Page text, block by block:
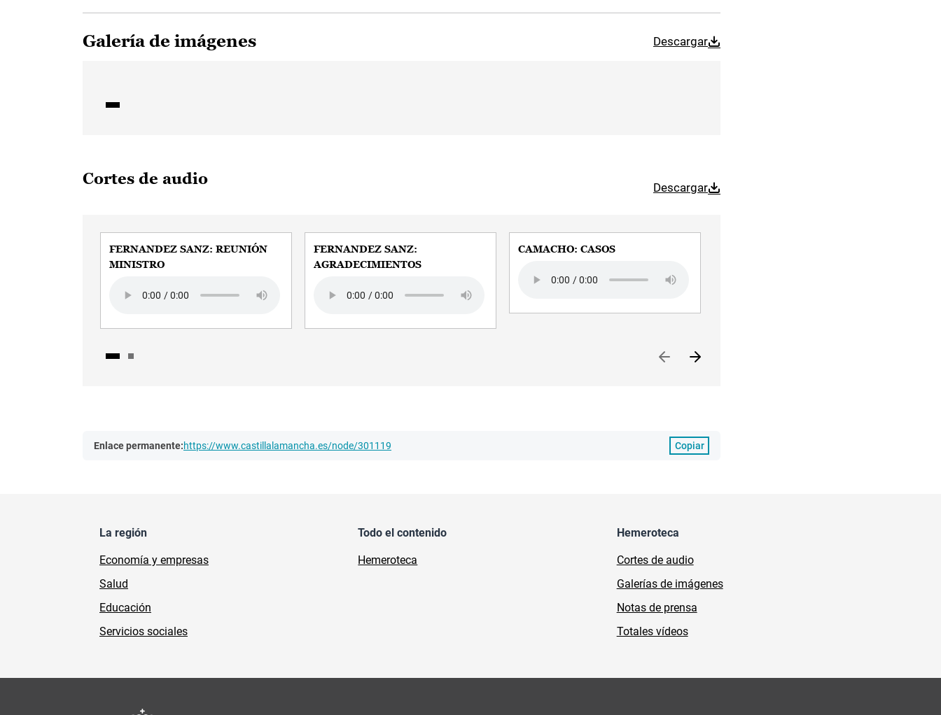
Galería de imágenes Descargar
Cortes de audio Descargar
FERNANDEZ SANZ: REUNIÓN
MINISTRO
FERNANDEZ SANZ:
AGRADECIMIENTOS
CAMACHO: CASOS
Enlace permanente:https://www.castillalamancha.es/node/301119 Copiar
La región
Economía y empresas
Salud
Educación
Servicios sociales
Todo el contenido
Hemeroteca
Hemeroteca
Cortes de audio
Galerías de imágenes
Notas de prensa
Totales vídeos